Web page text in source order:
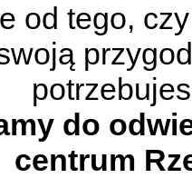
od tego,
do
centrum